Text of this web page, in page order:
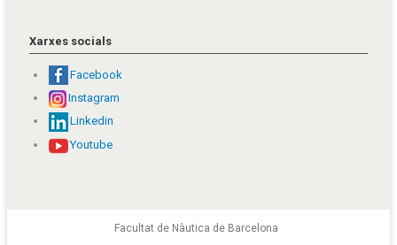
Xarxes socials
Facebook
Instagram
Linkedin
Youtube
Facultat de Nàutica de Barcelona